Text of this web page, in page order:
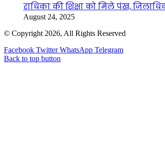
राधिका की शिक्षा को मिले पंख,
August 24, 2025
© Copyright 2026, All Rights Reserved
Facebook Twitter WhatsApp Telegram
Back to top button